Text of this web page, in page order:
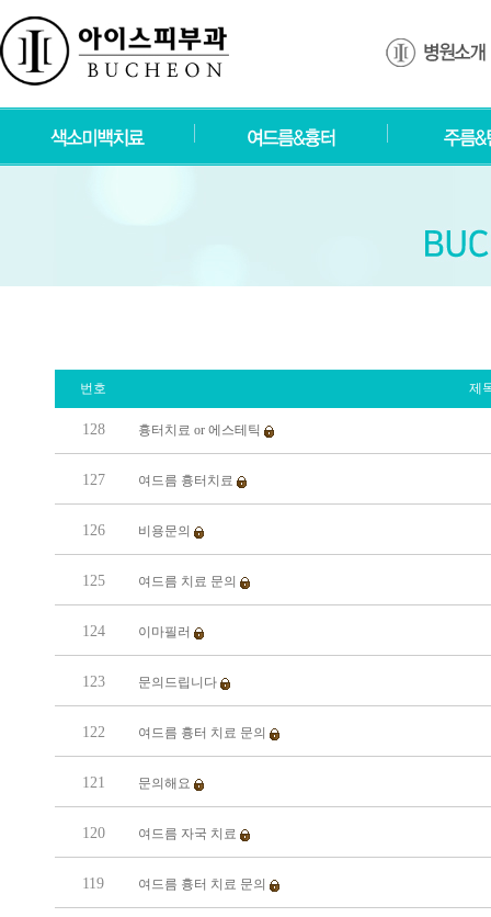
번호 제
128 흉터치료 or 에스테틱
127 여드름 흉터치료
126 비용문의
125 여드름 치료 문의
124 이마필러
123 문의드립니다
122 여드름 흉터 치료 문의
121 문의해요
120 여드름 자국 치료
119 여드름 흉터 치료 문의